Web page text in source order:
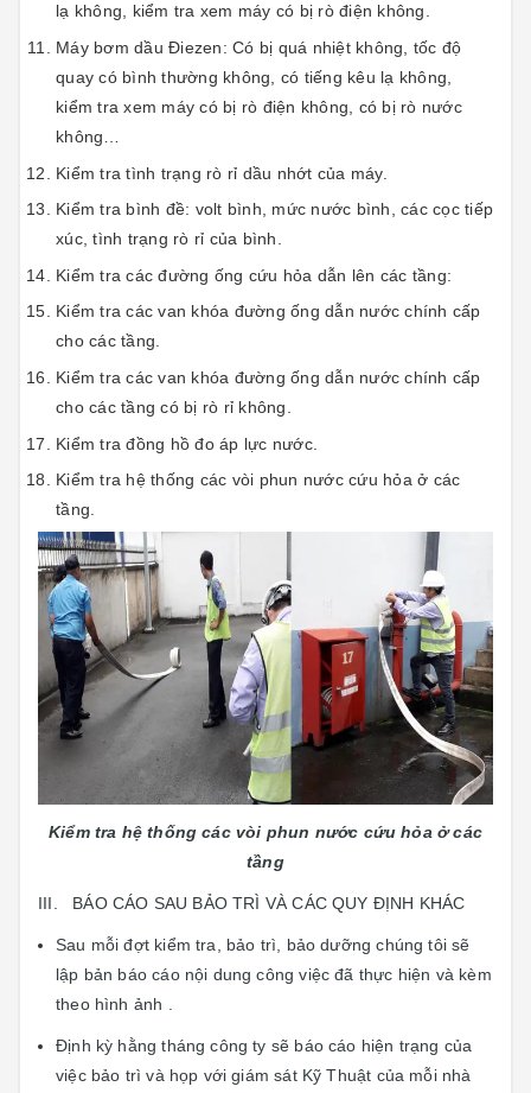
lạ không, kiểm tra xem máy có bị rò điện không.
Máy bơm dầu Điezen: Có bị quá nhiệt không, tốc độ
quay có bình thường không, có tiếng kêu lạ không,
kiểm tra xem máy có bị rò điện không, có bị rò nước
không…
Kiểm tra tình trạng rò rỉ dầu nhớt của máy.
Kiểm tra bình đề: volt bình, mức nước bình, các cọc tiếp
xúc, tình trạng rò rỉ của bình.
Kiểm tra các đường ống cứu hỏa dẫn lên các tầng:
Kiểm tra các van khóa đường ống dẫn nước chính cấp
cho các tầng.
Kiểm tra các van khóa đường ống dẫn nước chính cấp
cho các tầng có bị rò rỉ không.
Kiểm tra đồng hồ đo áp lực nước.
Kiểm tra hệ thống các vòi phun nước cứu hỏa ở các
tầng.
Kiểm tra hệ thống các vòi phun nước cứu hỏa ở các
tầng
III. BÁO CÁO SAU BẢO TRÌ VÀ CÁC QUY ĐỊNH KHÁC
Sau mỗi đợt kiểm tra, bảo trì, bảo dưỡng chúng tôi sẽ
lập bản báo cáo nội dung công việc đã thực hiện và kèm
theo hình ảnh .
Định kỳ hằng tháng công ty sẽ báo cáo hiện trạng của
việc bảo trì và họp với giám sát Kỹ Thuật của mỗi nhà